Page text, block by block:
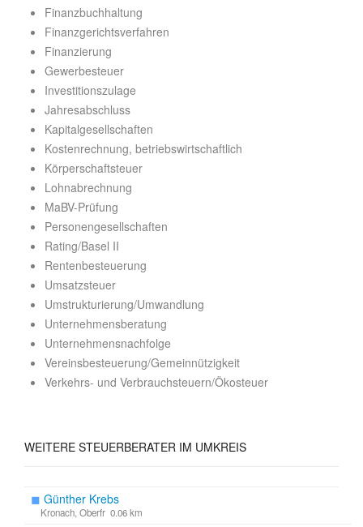
Finanzbuchhaltung
Finanzgerichtsverfahren
Finanzierung
Gewerbesteuer
Investitionszulage
Jahresabschluss
Kapitalgesellschaften
Kostenrechnung, betriebswirtschaftlich
Körperschaftsteuer
Lohnabrechnung
MaBV-Prüfung
Personengesellschaften
Rating/Basel II
Rentenbesteuerung
Umsatzsteuer
Umstrukturierung/Umwandlung
Unternehmensberatung
Unternehmensnachfolge
Vereinsbesteuerung/Gemeinnützigkeit
Verkehrs- und Verbrauchsteuern/Ökosteuer
WEITERE STEUERBERATER IM UMKREIS
◼ Günther Krebs
Kronach, Oberfr 0.06 km